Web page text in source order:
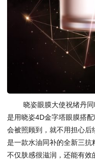
晓姿眼膜大使祝绪丹
是用晓姿4D金字塔眼膜搭
会被照顾到，就不用担心
是一款水油同补的全新三抗
不仅肤感很滋润，还能有